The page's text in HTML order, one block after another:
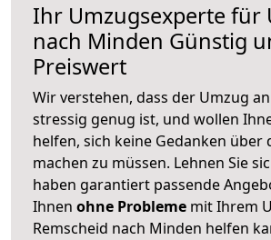
Ihr Umzugsexperte für
nach Minden Günstig
Preiswert
Wir verstehen, dass der Umzug
stressig genug ist, und wollen
helfen, sich keine Gedanken über
machen zu müssen. Lehnen Sie
haben garantiert passende
Ihnen ohne Probleme mit Ihrem
Remscheid nach Minden helfen